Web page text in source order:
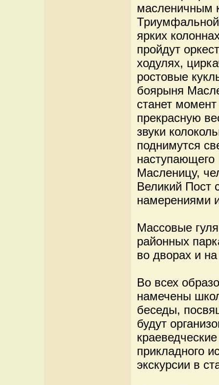
масленичным
ярких
пройдут
ходулях,
ростовые
боярыня
станет
прекрасную
звуки
поднимутся
наступающего
Масленицу,
Великий Пост
намерениями
Массовые
районных
во дворах и
Во всех
намечены
беседы,
будут
прикладного
экскурсии в